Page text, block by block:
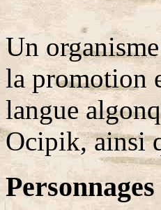
Un
la promotion
langue
Ocipik, ainsi
Personnages